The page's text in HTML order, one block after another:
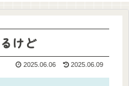
けど
2025.06.06 2025.06.09